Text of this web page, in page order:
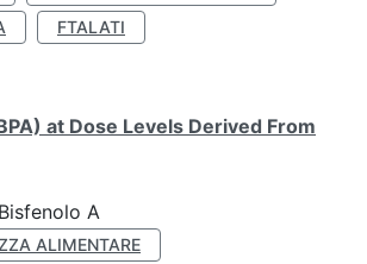
FTALATI
at Dose Levels Derived From
A
ALIMENTARE